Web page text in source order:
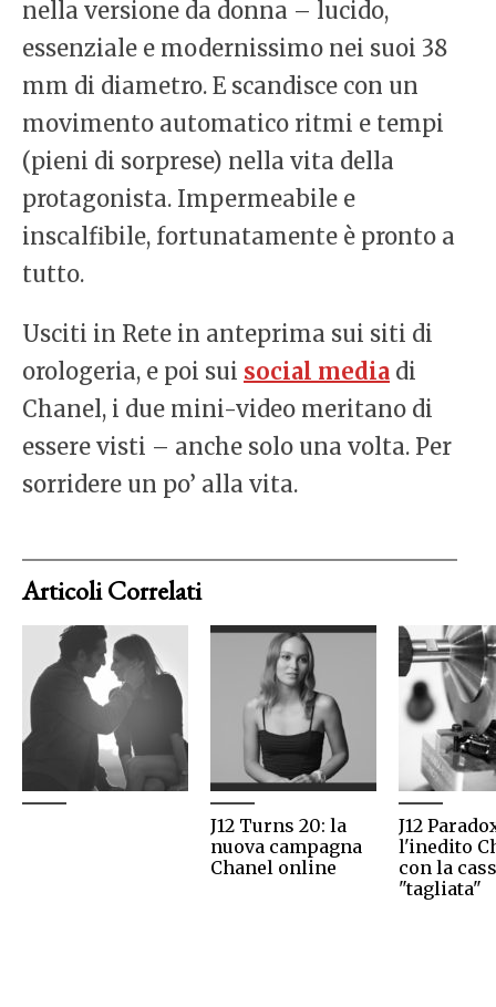
nella versione da donna – lucido,
essenziale e modernissimo nei suoi 38
mm di diametro. E scandisce con un
movimento automatico ritmi e tempi
(pieni di sorprese) nella vita della
protagonista. Impermeabile e
inscalfibile, fortunatamente è pronto a
tutto.
Usciti in Rete in anteprima sui siti di
orologeria, e poi sui social media di
Chanel, i due mini-video meritano di
essere visti – anche solo una volta. Per
sorridere un po’ alla vita.
Articoli Correlati
J12 Turns 20: la
nuova campagna
Chanel online
J12
l'inedito
con la
"tagliata"